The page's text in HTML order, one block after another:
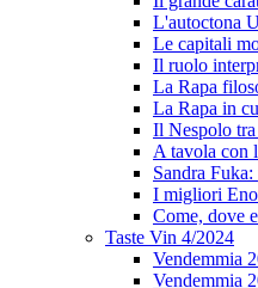
L'autoctona
Le capitali
Il ruolo
La Rapa
La Rapa in
Il Nespolo
A tavola con
Sandra
I migliori
Come, dove
Taste Vin 4/2024
Vendemmia
Vendemmia